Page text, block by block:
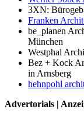
3XN:
Franken
be_planen
München
Westphal
Bez + Kock
in Arnsberg
hehnpohl
Advertorials |